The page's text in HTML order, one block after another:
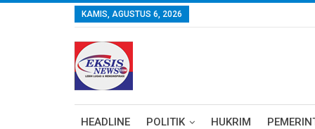
KAMIS, AGUSTUS 6, 2026
HEADLINE POLITIK HUKRIM